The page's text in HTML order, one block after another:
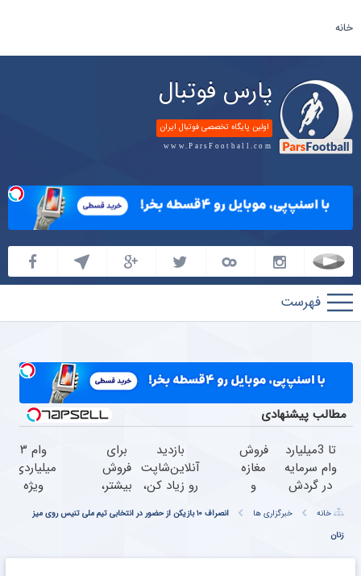
خانه
پارس فوتبال
اولین پایگاه تخصصی فوتبال ایران
www.ParsFootball.com
پارس
فوتبال
مطالب پیشنهادی
تا 3میلیارد
وام سرمایه
در گردش
=>
فروشگاهت
رو ثبت
فروش
مغازه
و
شاپ
رو بالا
بازدید
آنلاین‌شاپت
رو زیاد کن،
= درآمد
برای
فروش
بیشتر،
حالا
کن (
وام ۳
میلیاردی،
ویژه
فروشگاه‌های
حضوری
خانه خبرگزاری ها
انصراف ۱۰ بازیکن از حضور در انتخابی تیم ملی تنیس روی میز
زنان